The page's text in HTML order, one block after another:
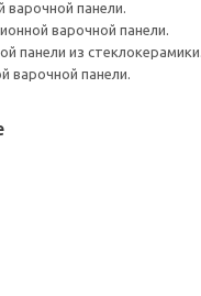
варочной панели.
варочной панели.
панели из стеклокерамики.
варочной панели.